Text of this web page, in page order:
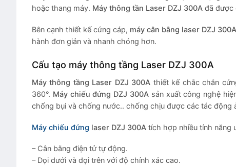
hoặc thang máy. Máy thông tần Laser DZJ 300A đã được
Bên cạnh thiết kế cứng cáp, máy cân bằng laser DZJ 300A
hành đơn giản và nhanh chóng hơn.
Cấu tạo máy thông tầng Laser DZJ 300A
Máy thông tầng Laser DZJ 300A thiết kế chắc chắn
360°. Máy chiếu đứng DZJ 300A sản xuất công nghệ
chống bụi và chống nước.. chống chịu được các tác
Máy chiếu đứng laser DZJ 300A tích hợp nhiều tính năng
– Cân bằng điện tử tự động.
– Dọi dưới và dọi trên với độ chính xác cao.